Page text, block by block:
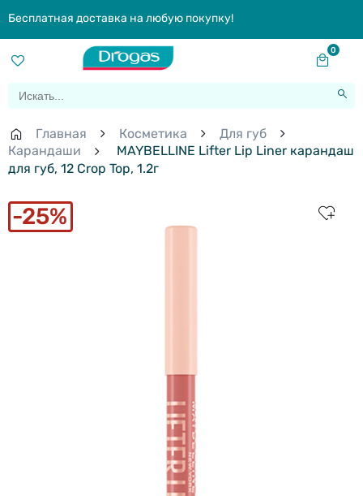
Бесплатная доставка на любую покупку!
0
Главная Косметика
Для губ
Карандаши
MAYBELLINE Lifter Lip Liner карандаш
для губ, 12 Crop Top, 1.2г
25%